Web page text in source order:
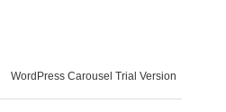
WordPress Carousel Trial Version